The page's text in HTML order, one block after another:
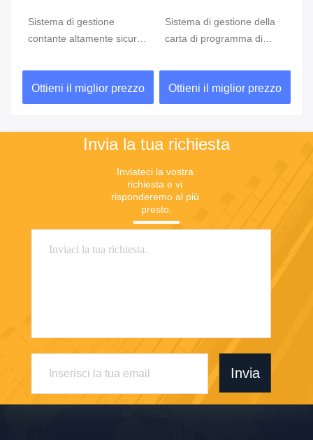
Sistema di gestione della
carta di programma di
attività bancarie
Ottieni il miglior prezzo
Spazio chiave del
certificato RSA del sistema
della carta assegni
Ottieni il miglior prezzo
Invia la tua richiesta
Inviateci la vostra
richiesta e vi
risponderemo al più
presto.
Invia